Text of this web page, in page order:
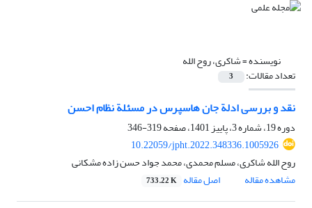
نویسنده =شاکری، روح الله
تعداد مقالات: 3
نقد و بررسی ادلة جان هاسپرس در مسئلة نظام احسن
دوره 19، شماره 3، پاییز 1401، صفحه
319-346
10.22059/jpht.2022.348336.1005926
روح الله شاکری، مسلم محمدی، محمد جواد حسن زاده مشکانی
مشاهده مقاله
اصل مقاله 733.22 K